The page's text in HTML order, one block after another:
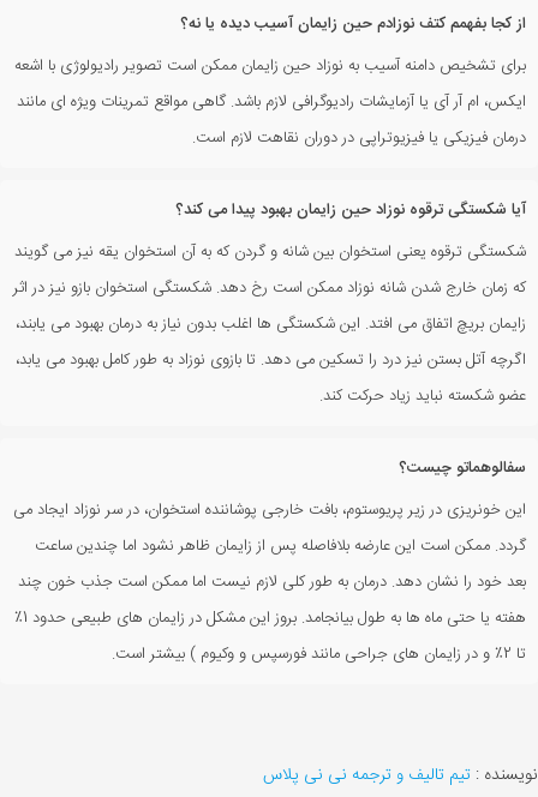
از کجا بفهمم کتف نوزادم حین زایمان آسیب دیده یا نه؟
برای تشخیص دامنه آسیب به نوزاد حین زایمان ممکن است تصویر رادیولوژی با اشعه
ایکس، ام آر آی یا آزمایشات رادیوگرافی لازم باشد. گاهی مواقع تمرینات ویژه ای مانند
درمان فیزیکی یا فیزیوتراپی در دوران نقاهت لازم است.
آیا شکستگی ترقوه نوزاد حین زایمان بهبود پیدا می کند؟
شکستگی ترقوه یعنی استخوان بین شانه و گردن که به آن استخوان یقه نیز می گویند
که زمان خارج شدن شانه نوزاد ممکن است رخ دهد. شکستگی استخوان بازو نیز در اثر
زایمان بریچ اتفاق می افتد. این شکستگی ها اغلب بدون نیاز به درمان بهبود می یابند،
اگرچه آتل بستن نیز درد را تسکین می دهد. تا بازوی نوزاد به طور کامل بهبود می یابد،
عضو شکسته نباید زیاد حرکت کند.
سفالوهماتو چیست؟
این خونریزی در زیر پریوستوم، بافت خارجی پوشاننده استخوان، در سر نوزاد ایجاد می
گردد. ممکن است این عارضه بلافاصله پس از زایمان ظاهر نشود اما چندین ساعت
بعد خود را نشان دهد. درمان به طور کلی لازم نیست اما ممکن است جذب خون چند
هفته یا حتی ماه ها به طول بیانجامد. بروز این مشکل در زایمان های طبیعی حدود 1٪
تا 2٪ و در زایمان های جراحی مانند فورسپس و وکیوم ) بیشتر است.
نویسنده : تیم تالیف و ترجمه نی نی پلاس